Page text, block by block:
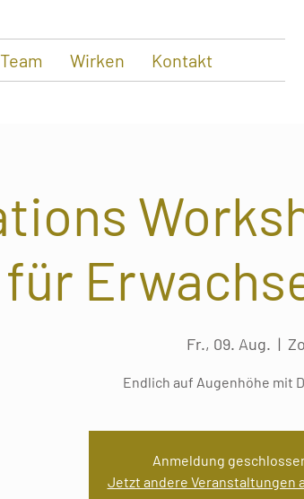
Team Wirken Kontakt
für
Fr., 09. Aug.
  |
Endlich auf Augenhöhe mit
Anmeldung
Jetzt andere Veranstaltungen